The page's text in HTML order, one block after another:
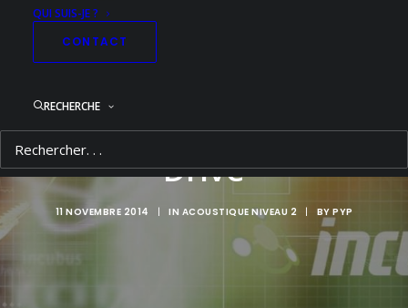
QUI SUIS-JE ?
CONTACT
RECHERCHE
Drive
11 NOVEMBRE 2014 | IN ACOUSTIQUE NIVEAU 2 | BY PYP